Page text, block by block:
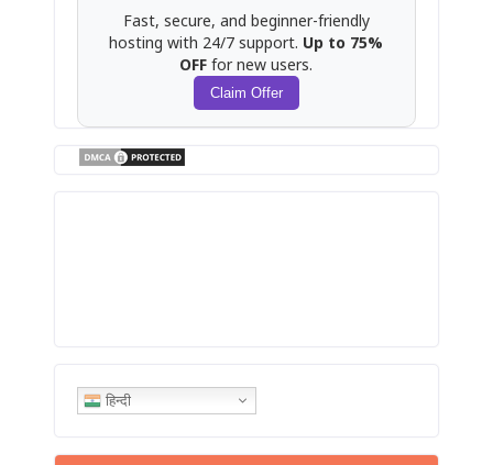
Fast, secure, and beginner-friendly
hosting with 24/7 support. Up to 75%
OFF for new users.
Claim Offer
हिन्दी